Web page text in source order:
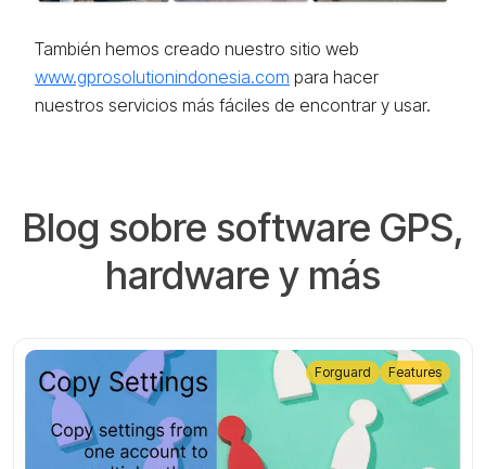
También hemos creado nuestro sitio web
www.gprosolutionindonesia.com para hacer
nuestros servicios más fáciles de encontrar y usar.
Blog sobre software GPS,
hardware y más
Forguard Features